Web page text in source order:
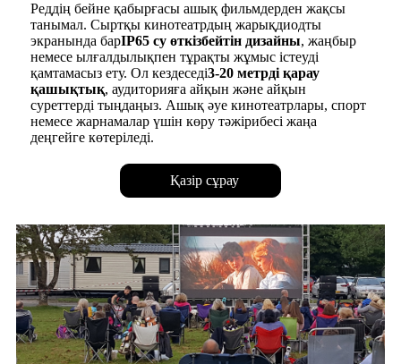
Реддің бейне қабырғасы ашық фильмдерден жақсы
танымал. Сыртқы кинотеатрдың жарықдиодты
экранында барIP65 су өткізбейтін дизайны, жаңбыр
немесе ылғалдылықпен тұрақты жұмыс істеуді
қамтамасыз ету. Ол кездеседі3-20 метрді қарау
қашықтық, аудиторияға айқын және айқын
суреттерді тыңдаңыз. Ашық әуе кинотеатрлары, спорт
немесе жарнамалар үшін көру тәжірибесі жаңа
деңгейге көтеріледі.
Қазір сұрау